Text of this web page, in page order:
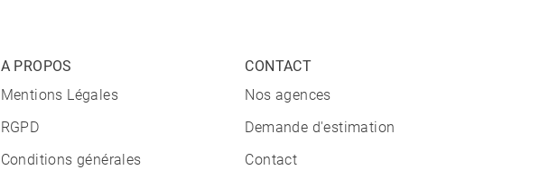
A PROPOS
Mentions Légales
RGPD
Conditions générales
CONTACT
Nos agences
Demande d'estimation
Contact